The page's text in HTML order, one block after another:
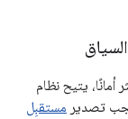
يتيح نظام
مستقبِل